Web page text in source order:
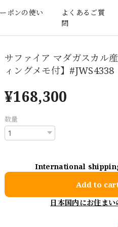
ポンの使い
よくあるご質
問
サファイア マダガスカル
ィングメモ付】#JWS4338
¥168,300
数量
International
Add to
日本国内にお住まい